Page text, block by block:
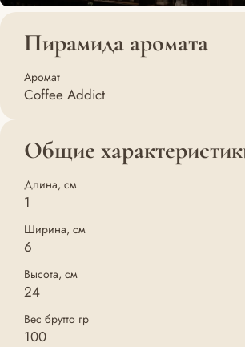
Пирамида аромата
Аромат
Coffee Addict
Общие
Длина, см
1
Ширина, см
6
Высота, см
24
Вес брутто гр
100